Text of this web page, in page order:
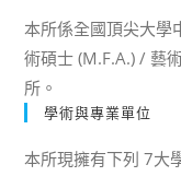
本所係全國頂尖大學
術碩士 (M.F.A.) / 藝
所。
學術與專業單位
本所現擁有下列 7大